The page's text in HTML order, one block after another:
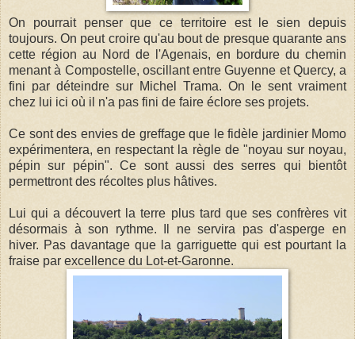
On pourrait penser que ce territoire est le sien depuis
toujours. On peut croire qu'au bout de presque quarante ans
cette région au Nord de l'Agenais, en bordure du chemin
menant à Compostelle, oscillant entre Guyenne et Quercy, a
fini par déteindre sur Michel Trama. On le sent vraiment
chez lui ici où il n'a pas fini de faire éclore ses projets.
Ce sont des envies de greffage que le fidèle jardinier Momo
expérimentera, en respectant la règle de "noyau sur noyau,
pépin sur pépin". Ce sont aussi des serres qui bientôt
permettront des récoltes plus hâtives.
Lui qui a découvert la terre plus tard que ses confrères vit
désormais à son rythme. Il ne servira pas d'asperge en
hiver. Pas davantage que la garriguette qui est pourtant la
fraise par excellence du Lot-et-Garonne.